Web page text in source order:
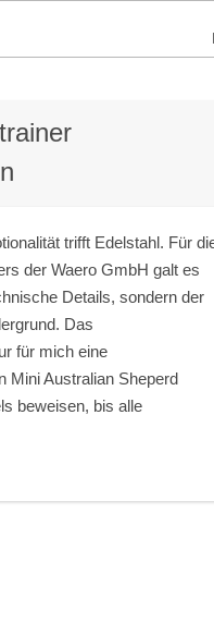
trifft Edelstahl. Für
der Waero GmbH galt es
Details, sondern der
Das
für mich eine
Mini Australian Sheperd
beweisen, bis alle